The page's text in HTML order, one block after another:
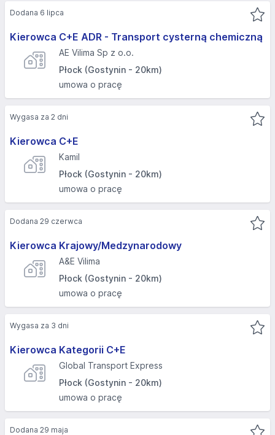
Kierowca C+E ADR - Transport cysterną chemiczną
AE Vilima Sp z o.o.
Płock (Gostynin - 20km)
umowa o pracę
Dodana 6 lipca
Kierowca C+E
Kamil
Płock (Gostynin - 20km)
umowa o pracę
Wygasa za 2 dni
Kierowca Krajowy/Medzynarodowy
A&E Vilima
Płock (Gostynin - 20km)
umowa o pracę
Dodana 29 czerwca
Kierowca Kategorii C+E
Global Transport Express
Płock (Gostynin - 20km)
umowa o pracę
Wygasa za 3 dni
Dodana 29 maja